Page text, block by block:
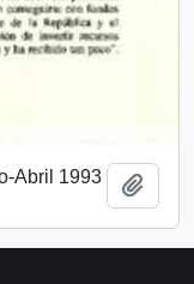
Abril 1993